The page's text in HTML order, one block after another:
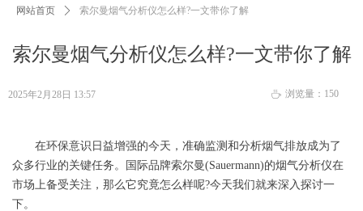
索尔曼烟气分析仪怎么样?一文带你了解
网站首页 ꄲ 索尔曼烟气分析仪怎么样?一文带你了解
在环保意识日益增强的今天，准确监测和分析烟气排放成为了
众多行业的关键任务。国际品牌索尔曼(Sauermann)的烟气分析仪在
市场上备受关注，那么它究竟怎么样呢?今天我们就来深入探讨一
下。
2025年2月28日 13:57 ꄘ 浏览量： 150